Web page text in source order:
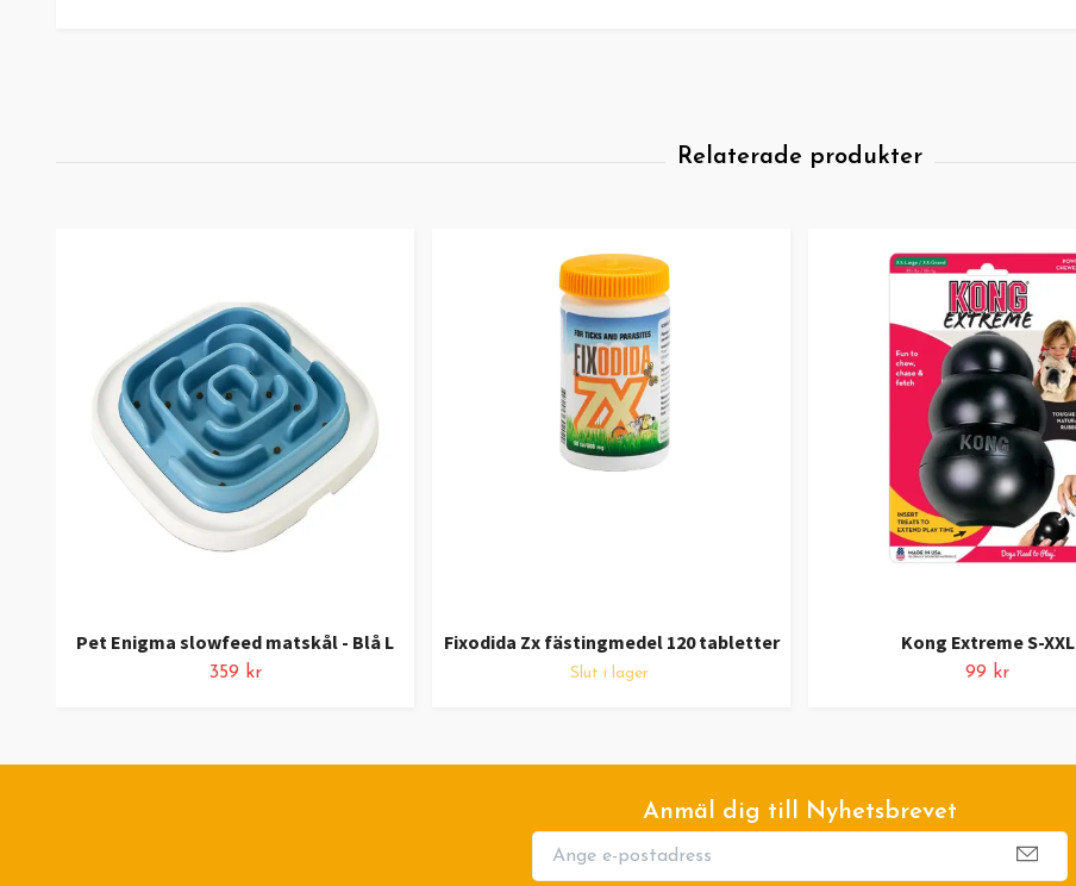
Pet Enigma slowfeed matskål - Blå L
359 kr
Fixodida Zx fästingmedel 120 tabletter
Slut i lager
Kong Extreme S-XXL
99 kr
Anmäl dig till Nyhetsbrevet